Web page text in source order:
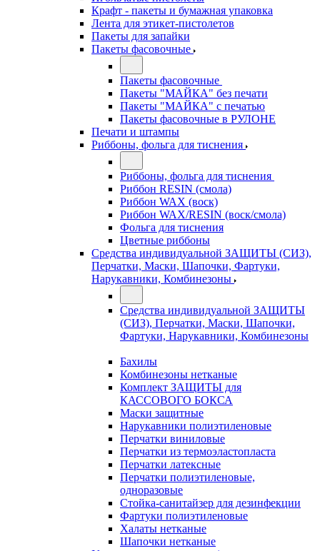
Крафт - пакеты и бумажная упаковка
Лента для этикет-пистолетов
Пакеты для запайки
Пакеты фасовочные
Пакеты фасовочные
Пакеты "МАЙКА" без печати
Пакеты "МАЙКА" с печатью
Пакеты фасовочные в РУЛОНЕ
Печати и штампы
Риббоны, фольга для тиснения
Риббоны, фольга для тиснения
Риббон RESIN (смола)
Риббон WAX (воск)
Риббон WAX/RESIN (воск/смола)
Фольга для тиснения
Цветные риббоны
Средства индивидуальной ЗАЩИТЫ (СИЗ),
Перчатки, Маски, Шапочки, Фартуки,
Нарукавники, Комбинезоны
Средства индивидуальной ЗАЩИТЫ
(СИЗ), Перчатки, Маски, Шапочки,
Фартуки, Нарукавники, Комбинезоны
Бахилы
Комбинезоны нетканые
Комплект ЗАЩИТЫ для
КАССОВОГО БОКСА
Маски защитные
Нарукавники полиэтиленовые
Перчатки виниловые
Перчатки из термоэластопласта
Перчатки латексные
Перчатки полиэтиленовые,
одноразовые
Стойка-санитайзер для дезинфекции
Фартуки полиэтиленовые
Халаты нетканые
Шапочки нетканые